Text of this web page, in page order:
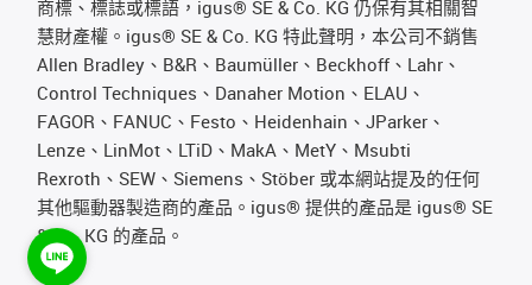
商標、標誌或標語，igus® SE & Co. KG 仍保有其相關智
慧財產權。igus® SE & Co. KG 特此聲明，本公司不銷售
Allen Bradley、B&R、Baumüller、Beckhoff、Lahr、
Control Techniques、Danaher Motion、ELAU、
FAGOR、FANUC、Festo、Heidenhain、JParker、
Lenze、LinMot、LTiD、MakA、MetY、Msubti
Rexroth、SEW、Siemens、Stöber 或本網站提及的任何
其他驅動器製造商的產品。igus® 提供的產品是 igus® SE
& Co. KG 的產品。